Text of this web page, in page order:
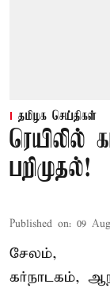
தமிழக செய்திகள்
ரெயிலில்
பறிமுதல்!
Published on: 09
சேலம்,
கர்நாடகம்,